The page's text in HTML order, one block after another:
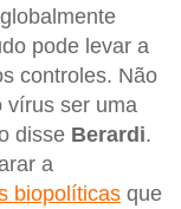
pode levar a
controles. Não
vírus ser uma
disse Berardi.
a
biopolíticas que